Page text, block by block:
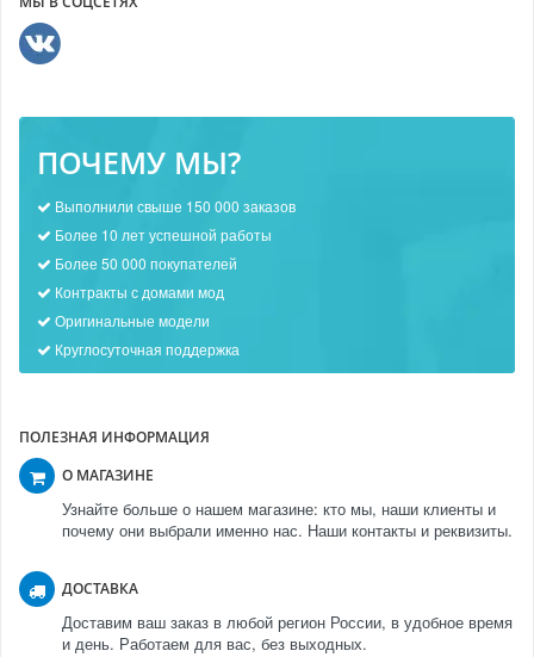
ПОЧЕМУ МЫ?
Выполнили свыше 150 000 заказов
Более 10 лет успешной работы
Более 50 000 покупателей
Контракты с домами мод
Оригинальные модели
Круглосуточная поддержка
ПОЛЕЗНАЯ ИНФОРМАЦИЯ
О МАГАЗИНЕ
Узнайте больше о нашем магазине: кто мы, наши клиенты и
почему они выбрали именно нас. Наши контакты и реквизиты.
ДОСТАВКА
Доставим ваш заказ в любой регион России, в удобное время
и день. Работаем для вас, без выходных.